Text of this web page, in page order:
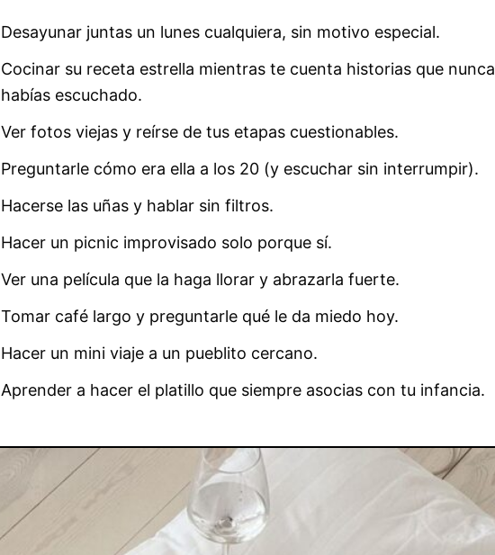
Desayunar juntas un lunes cualquiera, sin motivo especial.
Cocinar su receta estrella mientras te cuenta historias que nunca
habías escuchado.
Ver fotos viejas y reírse de tus etapas cuestionables.
Preguntarle cómo era ella a los 20 (y escuchar sin interrumpir).
Hacerse las uñas y hablar sin filtros.
Hacer un picnic improvisado solo porque sí.
Ver una película que la haga llorar y abrazarla fuerte.
Tomar café largo y preguntarle qué le da miedo hoy.
Hacer un mini viaje a un pueblito cercano.
Aprender a hacer el platillo que siempre asocias con tu infancia.